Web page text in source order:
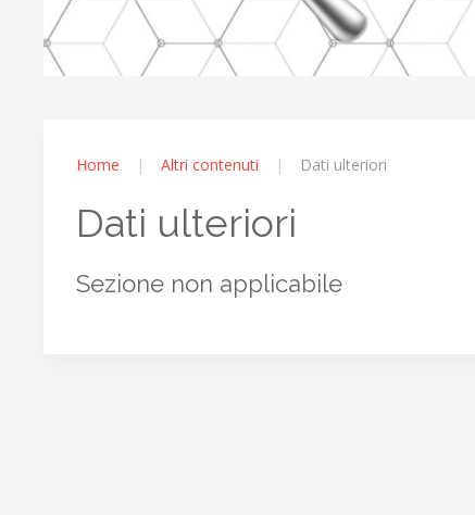
Home Altri contenuti Dati ulteriori
Dati ulteriori
Sezione non applicabile